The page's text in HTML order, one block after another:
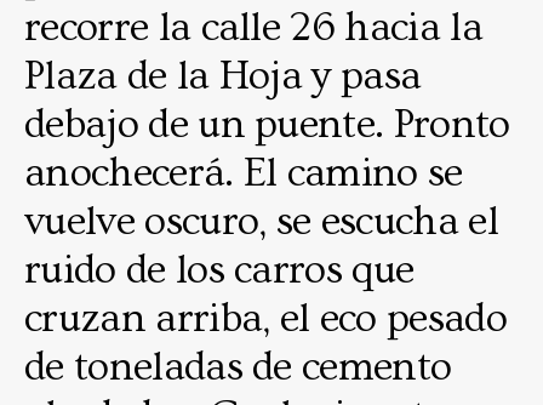
recorre la calle 26 hacia la
Plaza de la Hoja y pasa
debajo de un puente. Pronto
anochecerá. El camino se
vuelve oscuro, se escucha el
ruido de los carros que
cruzan arriba, el eco pesado
de toneladas de cemento